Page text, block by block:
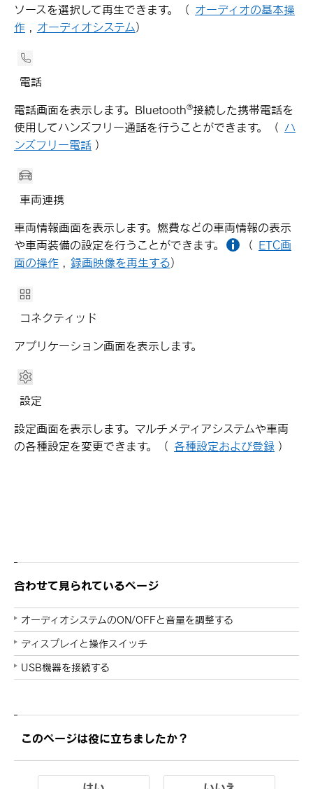
ソースを選択して再生できます。
（ オーディオの基本操
作
オーディオシステム）
電話
電話画面を表示します。Bluetooth®接続した携帯電話を
使用してハンズフリー通話を行うことができます。
（ ハ
ンズフリー電話 ）
車両連携
車両情報画面を表示します。燃費などの車両情報の表示
や車両装備の設定を行うことができます。
（ ETC画
面の操作 , 録画映像を再生する）
コネクティッド
アプリケーション画面を表示します。
設定
設定画面を表示します。マルチメディアシステムや車両
の各種設定を変更できます。
（ 各種設定および登録 ）
合わせて見られているページ
オーディオシステムのON/OFFと音量を調整する
ディスプレイと操作スイッチ
USB機器を接続する
このページは役に立ちましたか？